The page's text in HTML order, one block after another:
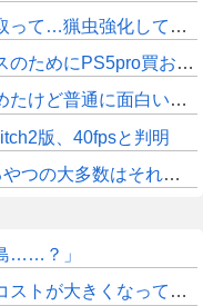
ス取って… よし、戦うぞ」←これ
としたら転売価格ばかりじゃねーか
ど普通に面白いじゃん
版、40fpsと判明
の雑魚だから聞く耳持つだけムダよ
……？」
昨今でこそ亜種に頼るべきだよな